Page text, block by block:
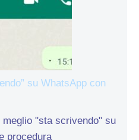
su WhatsApp con
"sta scrivendo" su
procedura